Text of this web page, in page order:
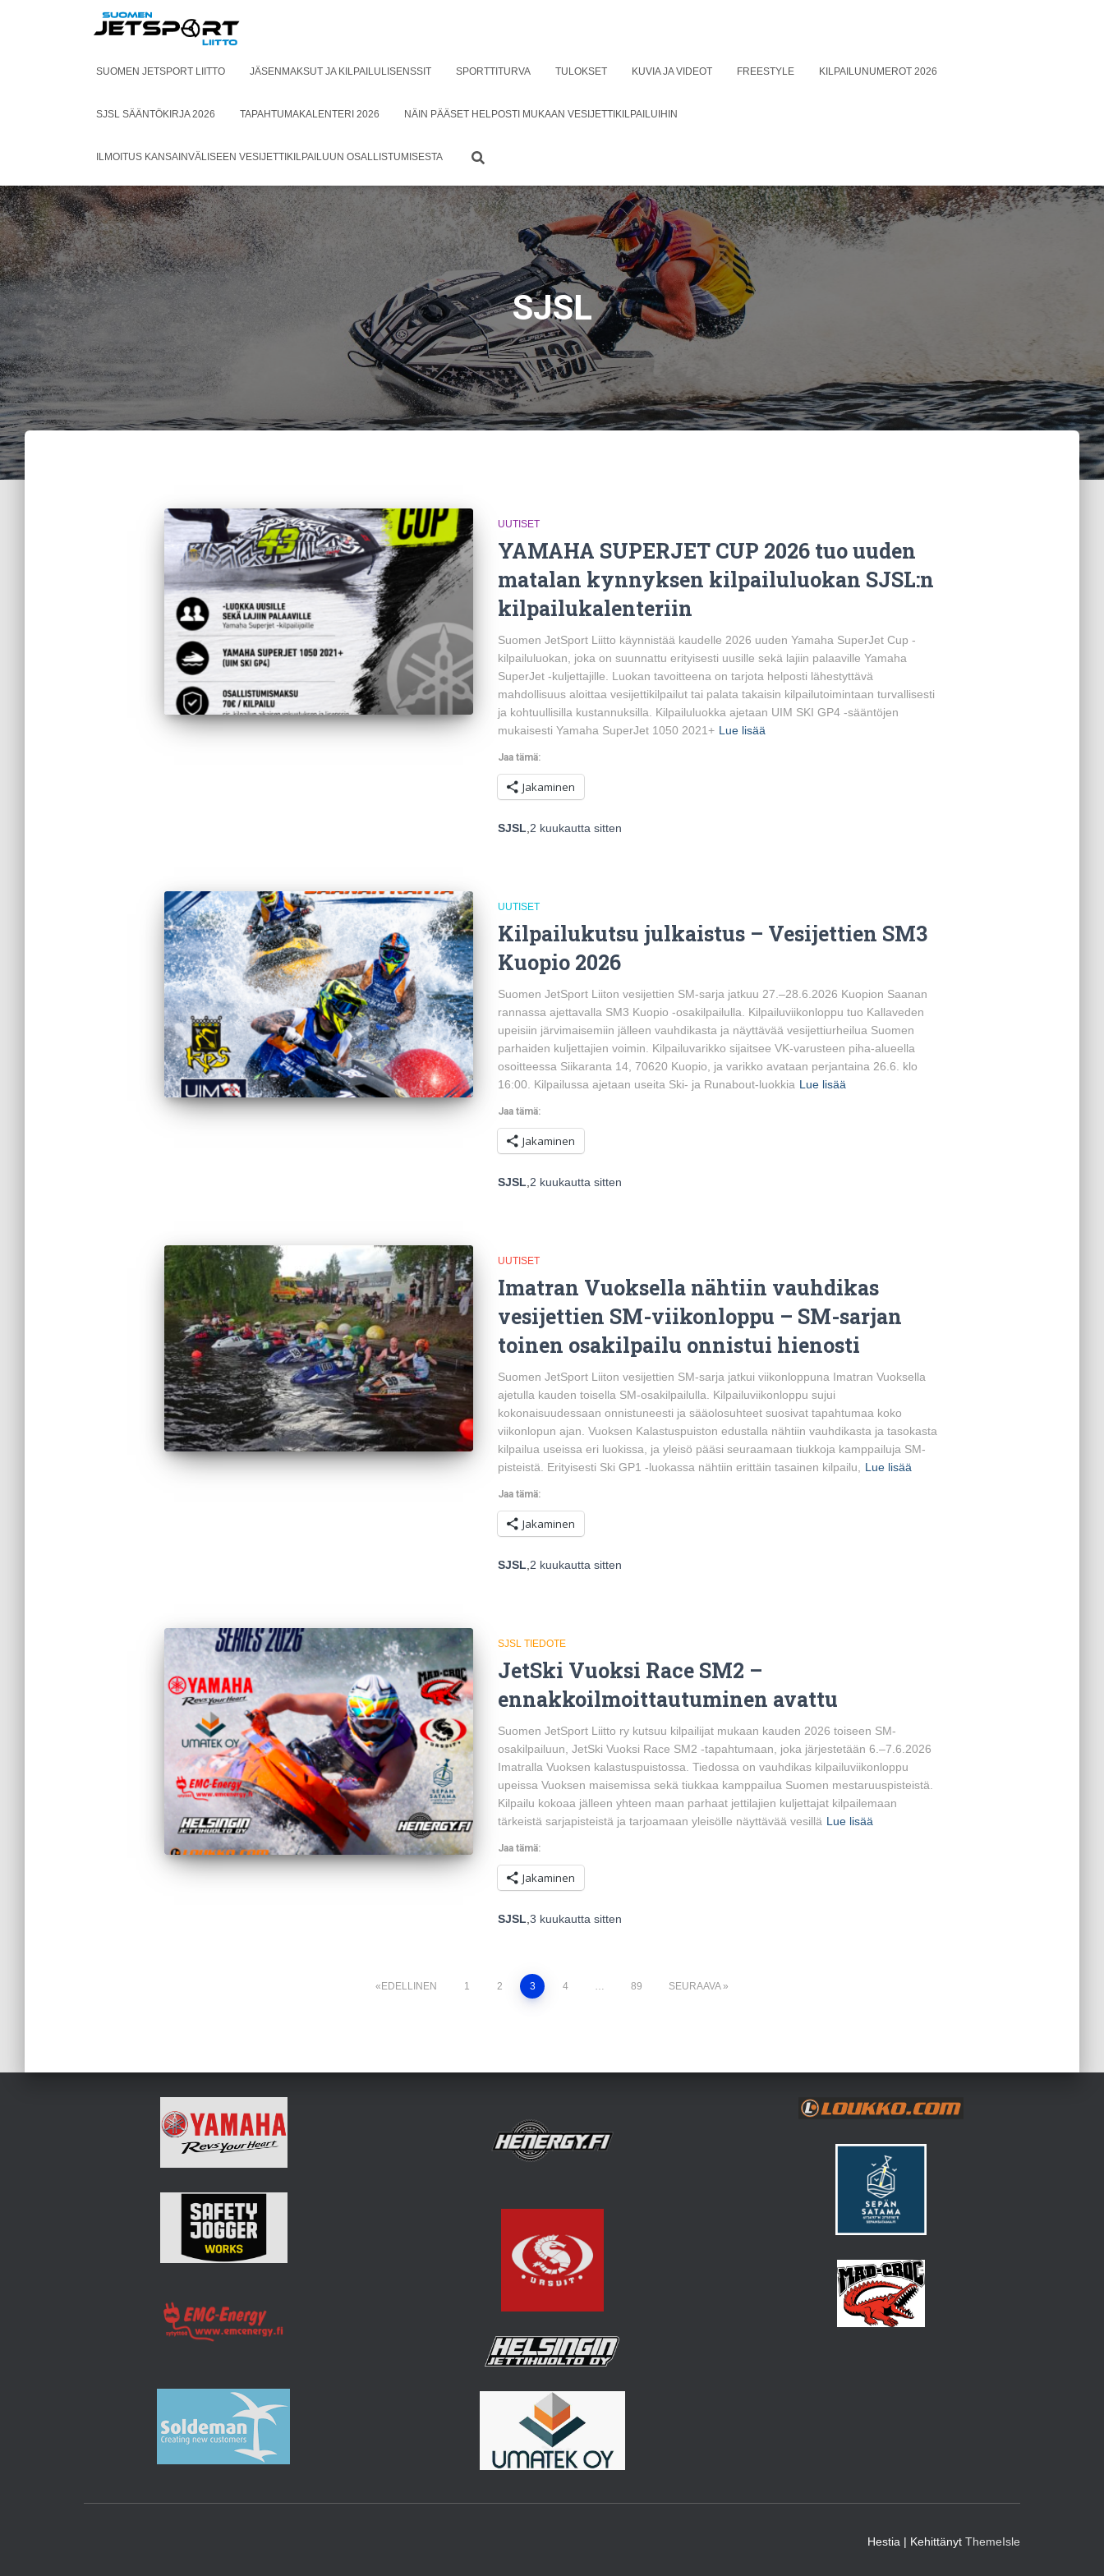
SUOMEN JETSPORT LIITTO JÄSENMAKSUT JA KILPAILULISENSSIT SPORTTITURVA TULOKSET KUVIA JA VIDEOT FREESTYLE KILPAILUNUMEROT 2026
SJSL SÄÄNTÖKIRJA 2026 TAPAHTUMAKALENTERI 2026 NÄIN PÄÄSET HELPOSTI MUKAAN VESIJETTIKILPAILUIHIN
ILMOITUS KANSAINVÄLISEEN VESIJETTIKILPAILUUN OSALLISTUMISESTA
SJSL
UUTISET
YAMAHA SUPERJET CUP 2026 tuo uuden
matalan kynnyksen kilpailuluokan SJSL:n
kilpailukalenteriin
Suomen JetSport Liitto käynnistää kaudelle 2026 uuden Yamaha SuperJet Cup -
kilpailuluokan, joka on suunnattu erityisesti uusille sekä lajiin palaaville Yamaha
SuperJet -kuljettajille. Luokan tavoitteena on tarjota helposti lähestyttävä
mahdollisuus aloittaa vesijettikilpailut tai palata takaisin kilpailutoimintaan turvallisesti
ja kohtuullisilla kustannuksilla. Kilpailuluokka ajetaan UIM SKI GP4 -sääntöjen
mukaisesti Yamaha SuperJet 1050 2021+ Lue lisää
Jaa tämä:
Jakaminen
SJSL 2 kuukautta sitten
UUTISET
Kilpailukutsu julkaistus – Vesijettien SM3
Kuopio 2026
Suomen JetSport Liiton vesijettien SM-sarja jatkuu 27.–28.6.2026 Kuopion Saanan
rannassa ajettavalla SM3 Kuopio -osakilpailulla. Kilpailuviikonloppu tuo Kallaveden
upeisiin järvimaisemiin jälleen vauhdikasta ja näyttävää vesijettiurheilua Suomen
parhaiden kuljettajien voimin. Kilpailuvarikko sijaitsee VK-varusteen piha-alueella
osoitteessa Siikaranta 14, 70620 Kuopio, ja varikko avataan perjantaina 26.6. klo
16:00. Kilpailussa ajetaan useita Ski- ja Runabout-luokkia Lue lisää
Jaa tämä:
Jakaminen
SJSL 2 kuukautta sitten
UUTISET
Imatran Vuoksella nähtiin vauhdikas
vesijettien SM-viikonloppu – SM-sarjan
toinen osakilpailu onnistui hienosti
Suomen JetSport Liiton vesijettien SM-sarja jatkui viikonloppuna Imatran Vuoksella
ajetulla kauden toisella SM-osakilpailulla. Kilpailuviikonloppu sujui
kokonaisuudessaan onnistuneesti ja sääolosuhteet suosivat tapahtumaa koko
viikonlopun ajan. Vuoksen Kalastuspuiston edustalla nähtiin vauhdikasta ja tasokasta
kilpailua useissa eri luokissa, ja yleisö pääsi seuraamaan tiukkoja kamppailuja SM-
pisteistä. Erityisesti Ski GP1 -luokassa nähtiin erittäin tasainen kilpailu,
Lue lisää
Jaa tämä:
Jakaminen
SJSL 2 kuukautta sitten
SJSL TIEDOTE
JetSki Vuoksi Race SM2 –
ennakkoilmoittautuminen avattu
Suomen JetSport Liitto ry kutsuu kilpailijat mukaan kauden 2026 toiseen SM-
osakilpailuun, JetSki Vuoksi Race SM2 -tapahtumaan, joka järjestetään 6.–7.6.2026
Imatralla Vuoksen kalastuspuistossa. Tiedossa on vauhdikas kilpailuviikonloppu
upeissa Vuoksen maisemissa sekä tiukkaa kamppailua Suomen mestaruuspisteistä.
Kilpailu kokoaa jälleen yhteen maan parhaat jettilajien kuljettajat kilpailemaan
tärkeistä sarjapisteistä ja tarjoamaan yleisölle näyttävää vesillä Lue lisää
Jaa tämä:
Jakaminen
SJSL 3 kuukautta sitten
EDELLINEN 1 2 3 4 … 89 SEURAAVA
Hestia | Kehittänyt ThemeIsle